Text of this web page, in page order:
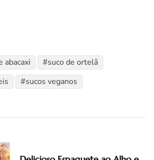
abacaxi
suco de ortelã
sucos veganos